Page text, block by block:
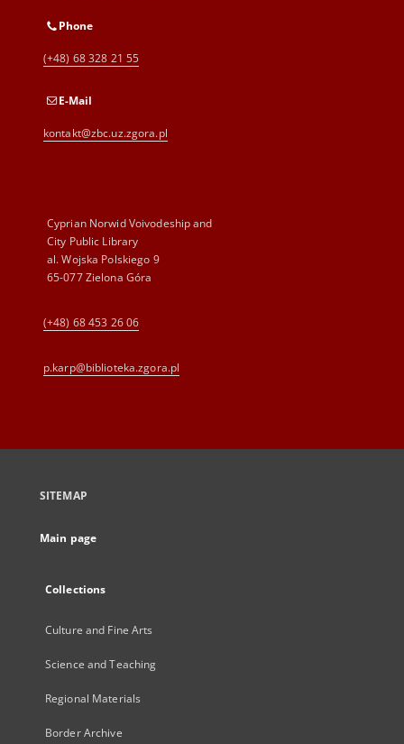
Phone
(+48) 68 328 21 55
E-Mail
kontakt@zbc.uz.zgora.pl
Cyprian Norwid Voivodeship and
City Public Library
al. Wojska Polskiego 9
65-077 Zielona Góra
(+48) 68 453 26 06
p.karp@biblioteka.zgora.pl
SITEMAP
Main page
Collections
Culture and Fine Arts
Science and Teaching
Regional Materials
Border Archive